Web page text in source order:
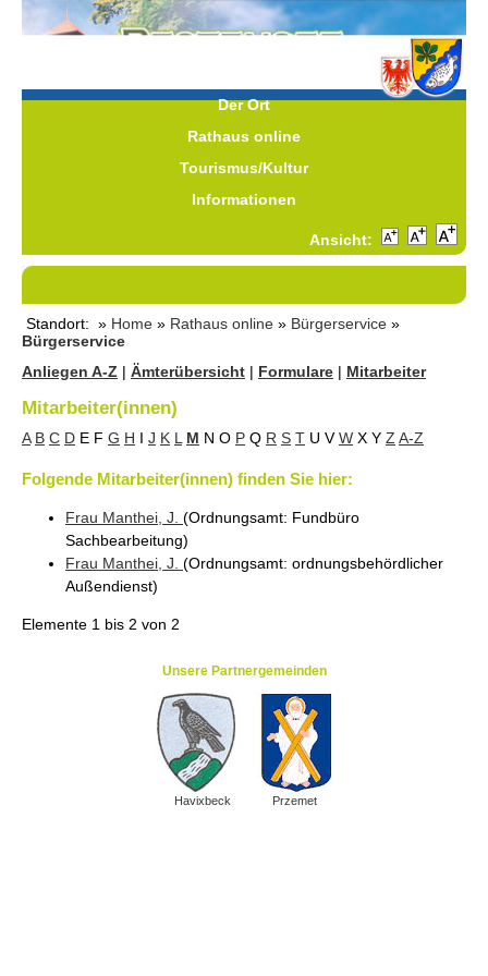
Der Ort
Rathaus online
Tourismus/Kultur
Informationen
Ansicht:
Standort: » Home » Rathaus online » Bürgerservice »
Bürgerservice
Anliegen A-Z | Ämterübersicht | Formulare | Mitarbeiter
Mitarbeiter(innen)
A B C D E F G H I J K L M N O P Q R S T U V W X Y Z A-Z
Folgende Mitarbeiter(innen) finden Sie hier:
Frau Manthei , J. (Ordnungsamt: Fundbüro
Sachbearbeitung)
Frau Manthei , J. (Ordnungsamt: ordnungsbehördlicher
Außendienst)
Elemente 1 bis 2 von 2
Unsere Partnergemeinden
Havixbeck Przemet